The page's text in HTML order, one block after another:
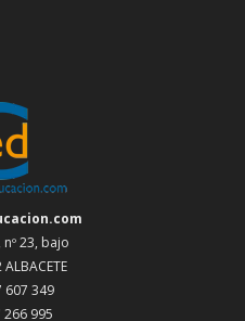
23, bajo
607 349
266 995